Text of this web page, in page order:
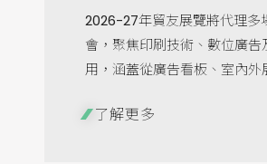
2026-27年貿友展覽將代理多
會，聚焦印刷技術、數位廣告
用，涵蓋從廣告看板、室內外
了解更多